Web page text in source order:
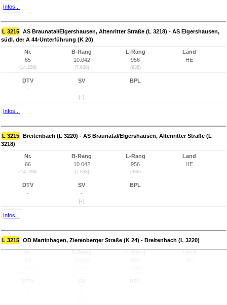
Infos...
L 3215 AS Braunatal/Elgershausen, Altenritter Straße (L 3218) - AS Elgershausen,
südl. der A 44-Unterführung (K 20)
Nr.
65
(14.229)
B-Rang
10.042
(7.638)
L-Rang
956
(936)
Land
HE
DTV
-
SV
-
(-)
BPL
Infos...
L 3215 Breitenbach (L 3220) - AS Braunatal/Elgershausen, Altenritter Straße (L
3218)
Nr.
66
(14.228)
B-Rang
10.042
(7.638)
L-Rang
956
(936)
Land
HE
DTV
-
SV
-
(-)
BPL
Infos...
L 3215 OD Martinhagen, Zierenberger Straße (K 24) - Breitenbach (L 3220)